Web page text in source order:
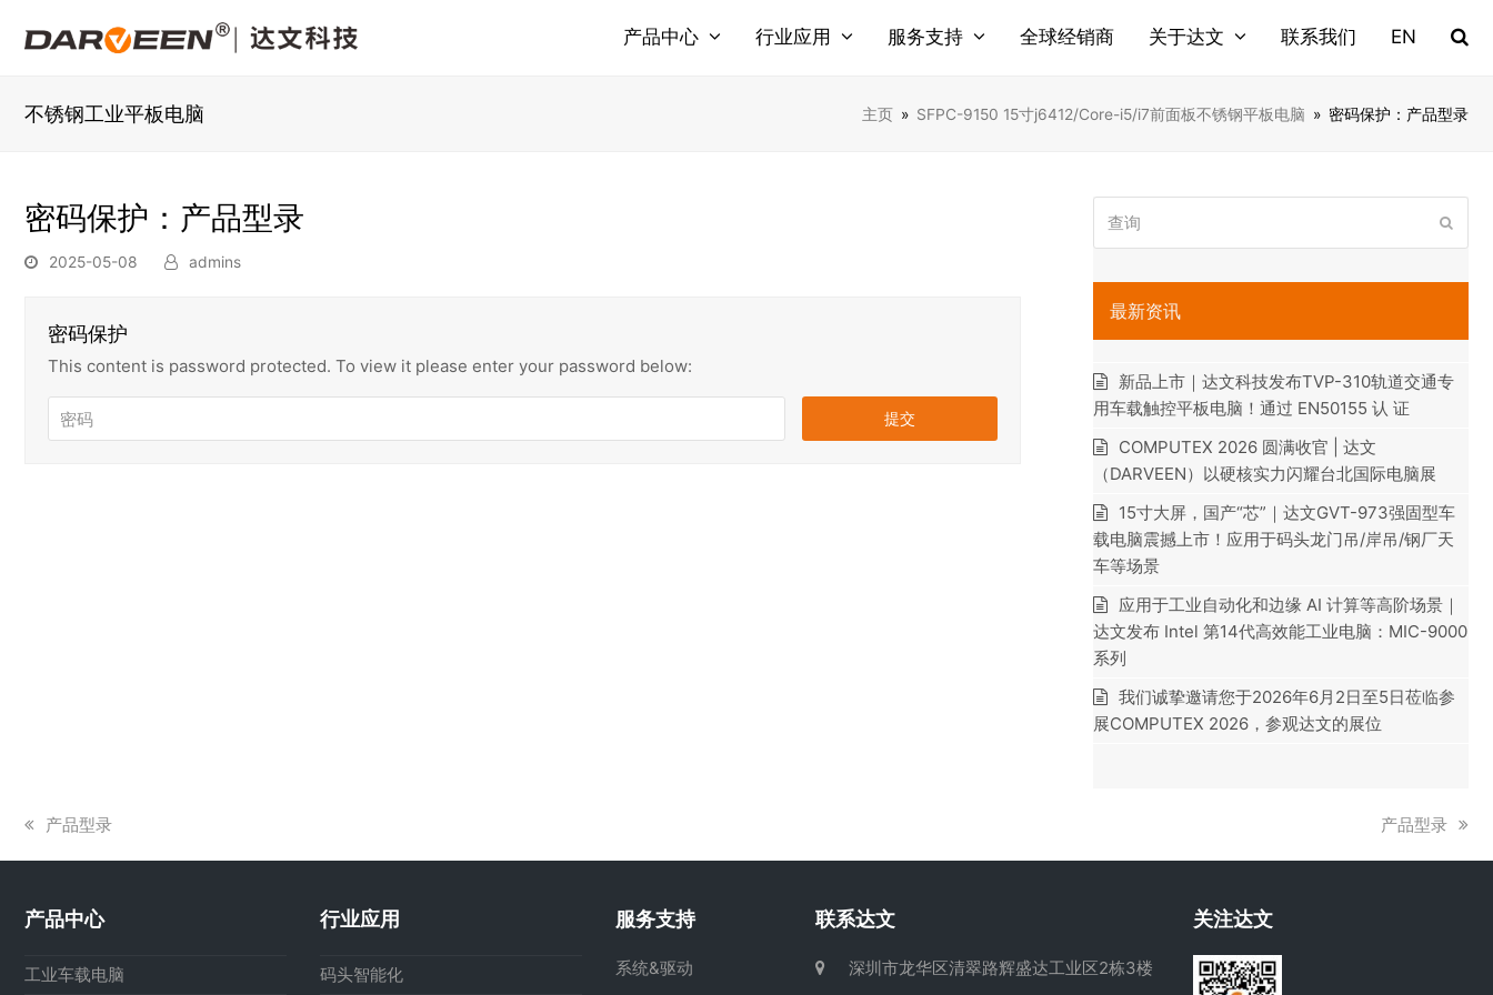
产品中心 行业应用 服务支持 全球经销商 关于达文 联系我们 EN
不锈钢工业平板电脑 主页 » SFPC-9150 15寸j6412/Core-i5/i7前面板不锈钢平板电脑 » 密码保护：产品型录
密码保护：产品型录
2025-05-08 admins
密码保护
This content is password protected. To view it please enter your password below:
询
最新资讯
新品上市｜达文科技发布TVP-310轨道交通专
用车载触控平板电脑！通过 EN50155 认 证
COMPUTEX 2026 圆满收官 | 达文
（DARVEEN）以硬核实力闪耀台北国际电脑展
15寸大屏，国产“芯”｜达文GVT-973强固型车
载电脑震撼上市！应用于码头龙门吊/岸吊/钢厂天
车等场景
应用于工业自动化和边缘 AI 计算等高阶场景｜
达文发布 Intel 第14代高效能工业电脑：MIC-9000
系列
我们诚挚邀请您于2026年6月2日至5日莅临参
展COMPUTEX 2026，参观达文的展位
上
章:
产品型录
下
产品型录
产品中心
工业车载电脑
行业应用
码头智能化
服务支持
系统&驱动
联系达文
深圳市龙华区清翠路辉盛达工业区2栋3楼
关注达文